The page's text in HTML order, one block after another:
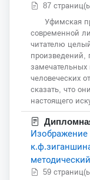
87
Уфимская
современной
читателю
произведений,
человеческих
сказать, что
настоящего
59